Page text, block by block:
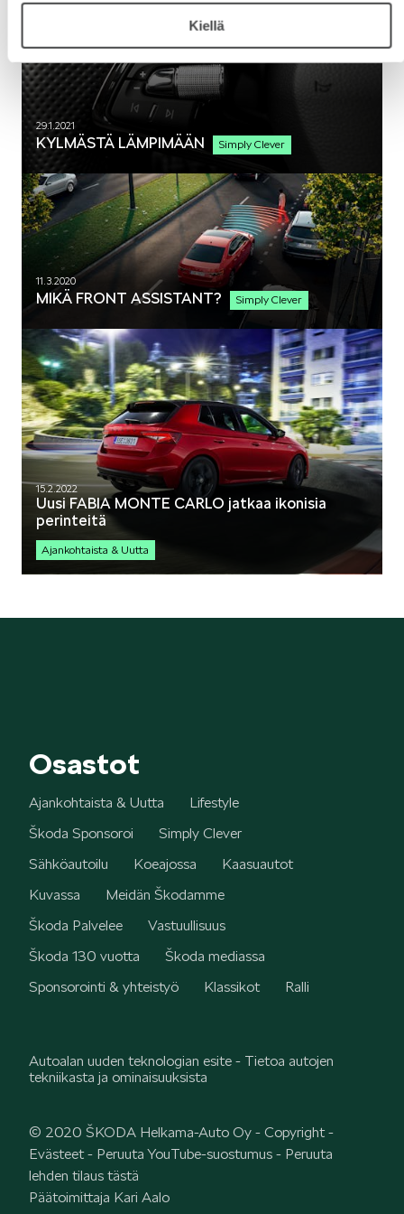
Kiellä
SPONSOROINTI & YHTEISTYÖ
KLASSIKOT
RALLI
Mallit
SCALA
KAMIQ
29.1.2021
KYLMÄSTÄ LÄMPIMÄÄN Simply Clever
11.3.2020
MIKÄ FRONT ASSISTANT? Simply Clever
15.2.2022
Uusi FABIA MONTE CARLO jatkaa ikonisia
perinteitä
Ajankohtaista & Uutta
Osastot
Ajankohtaista & Uutta
Lifestyle
Škoda Sponsoroi
Simply Clever
Sähköautoilu
Koeajossa
Kaasuautot
Kuvassa
Meidän Škodamme
Škoda Palvelee
Vastuullisuus
Škoda 130 vuotta
Škoda mediassa
Sponsorointi & yhteistyö
Klassikot Ralli
Autoalan uuden teknologian esite - Tietoa autojen
tekniikasta ja ominaisuuksista
© 2020 ŠKODA Helkama-Auto Oy - Copyright-
Evästeet- Peruuta YouTube-suostumus - Peruuta
lehden tilaus tästä
Päätoimittaja Kari Aalo